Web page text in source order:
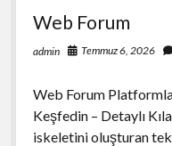
Web Forum
admin Temmuz 6, 2026
Web Forum
Keşfedin – Detaylı
iskeletini oluşturan